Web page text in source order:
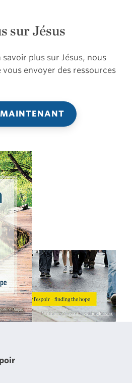
sur Jésus
savoir plus sur Jésus, nous
vous envoyer des ressources